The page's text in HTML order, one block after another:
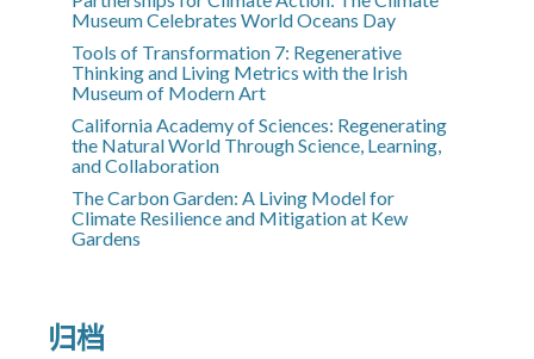
Museum Celebrates World Oceans Day
Tools of Transformation 7: Regenerative
Thinking and Living Metrics with the Irish
Museum of Modern Art
California Academy of Sciences: Regenerating
the Natural World Through Science, Learning,
and Collaboration
The Carbon Garden: A Living Model for
Climate Resilience and Mitigation at Kew
Gardens
归档